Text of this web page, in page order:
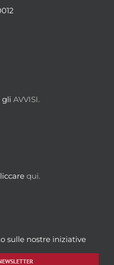
gli AVVISI.
qui.
sulle nostre iniziative